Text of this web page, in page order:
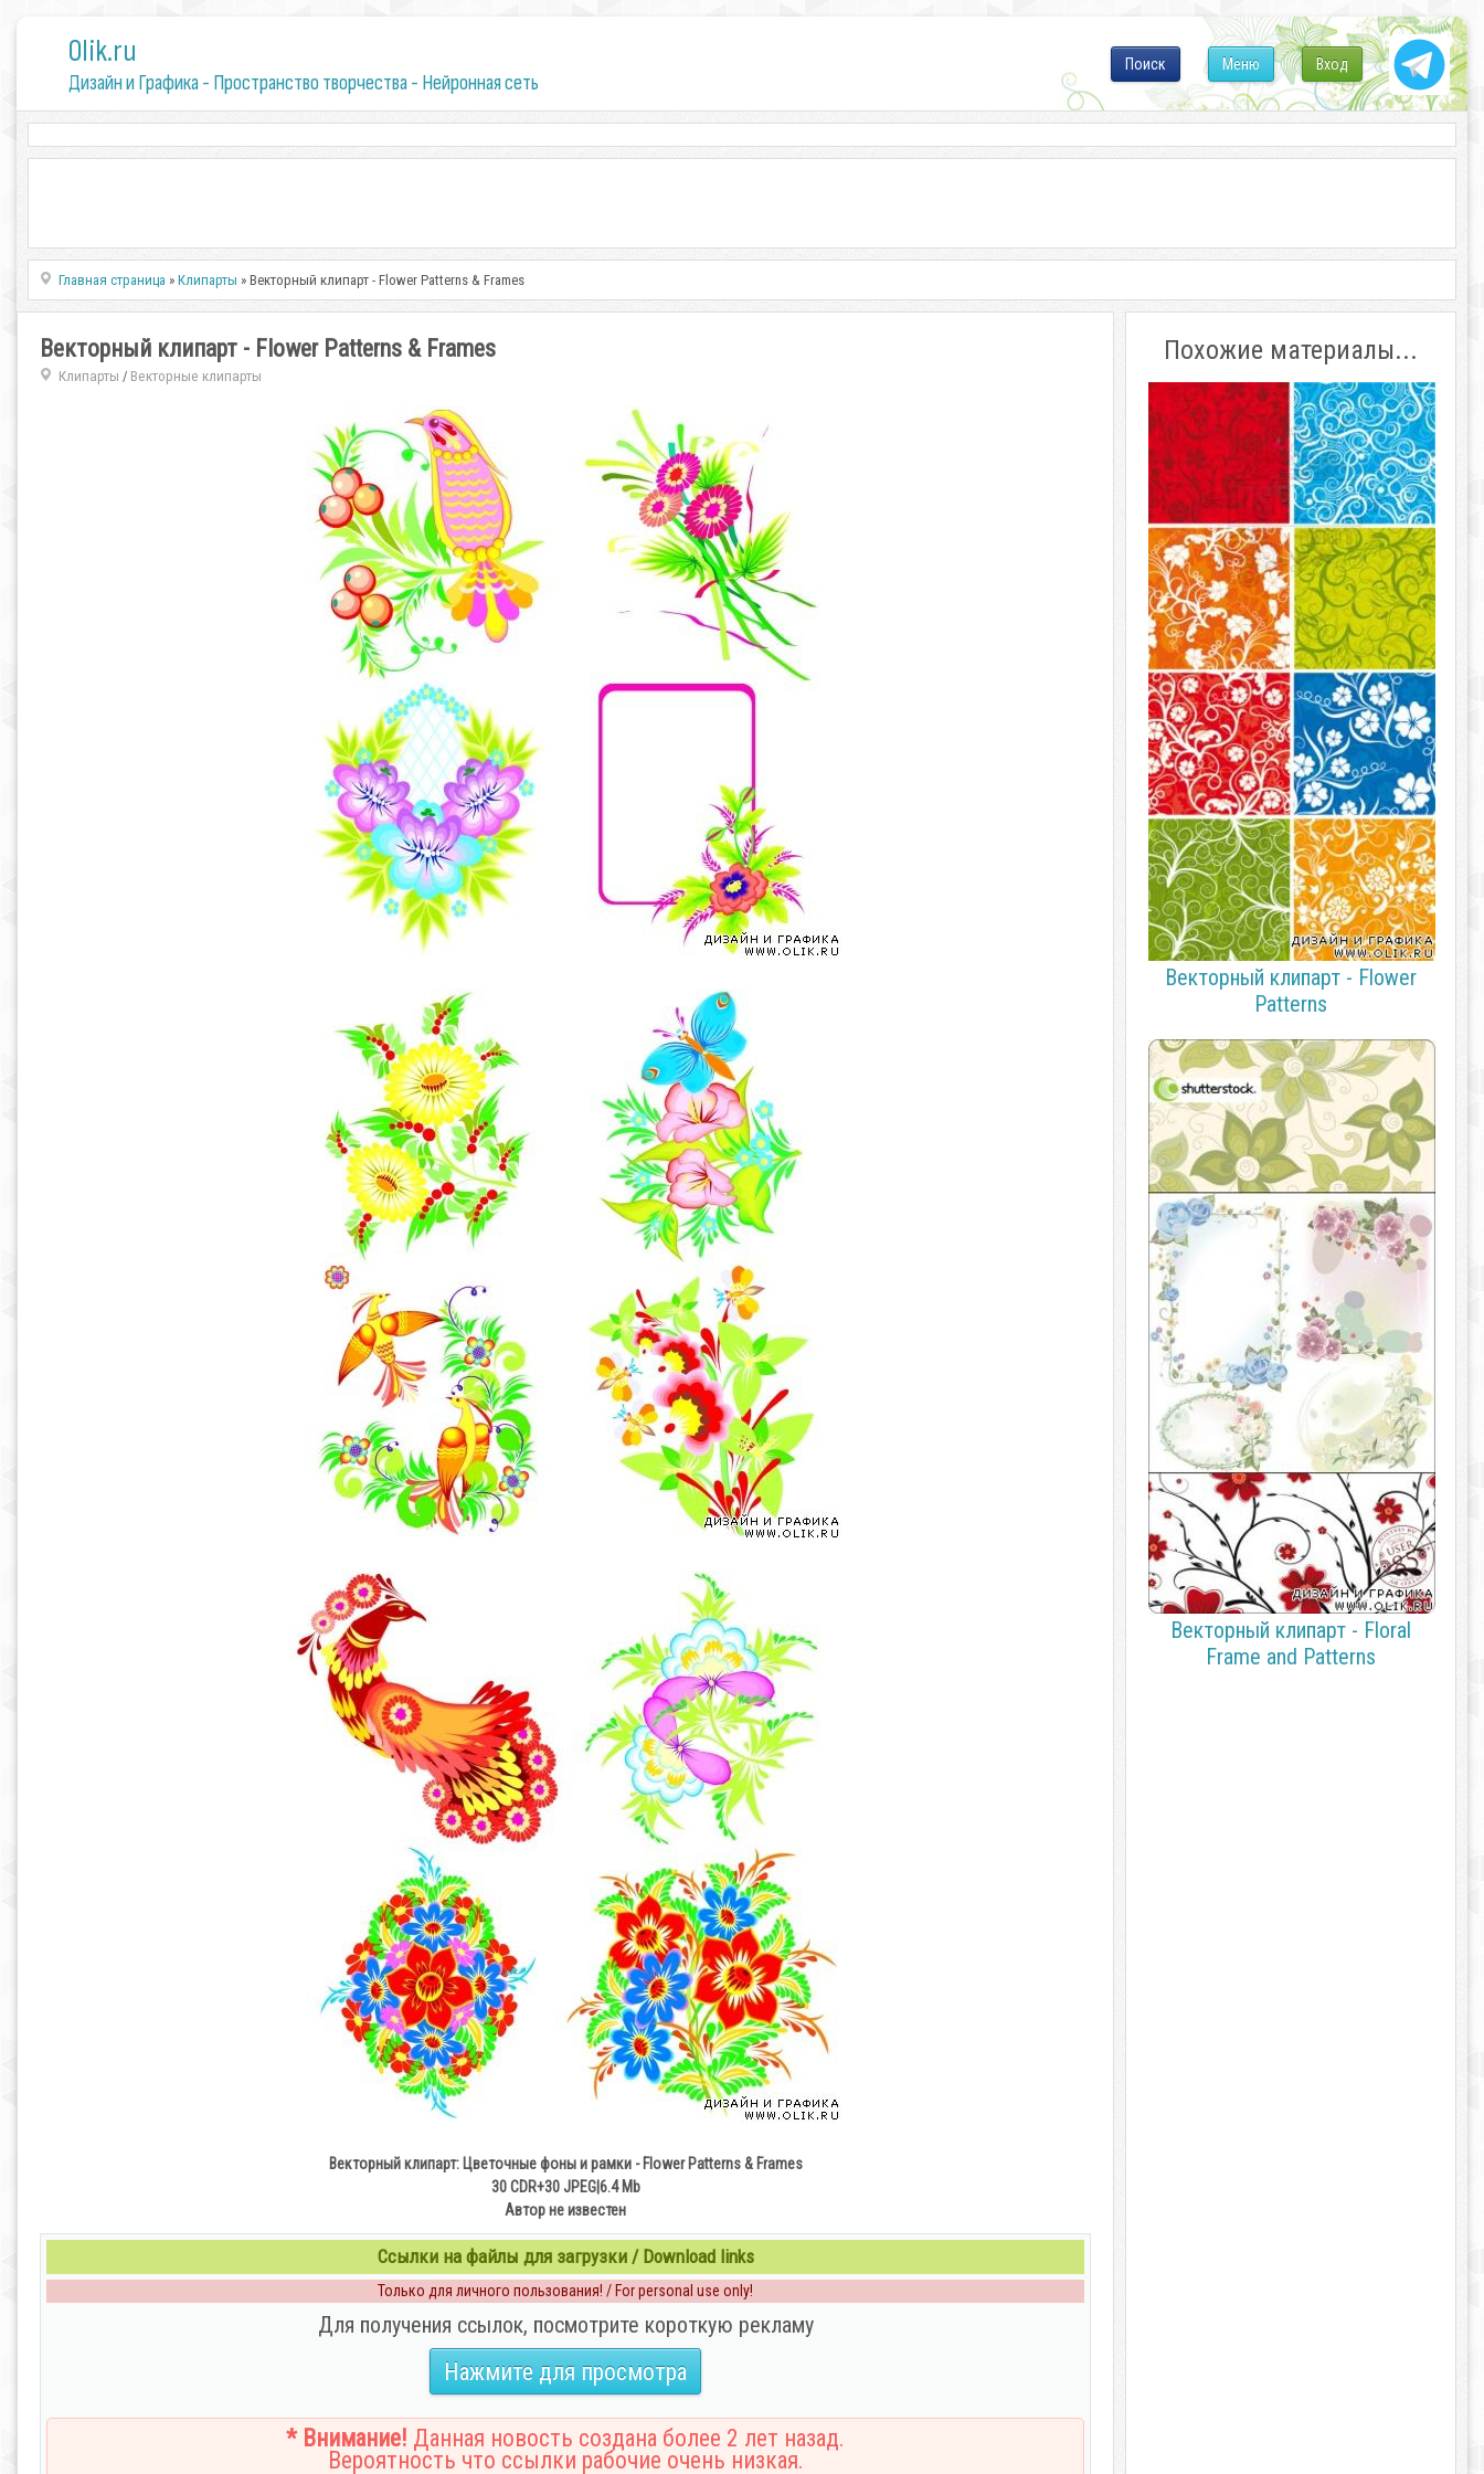
0lik.ru
Дизайн и Графика - Пространство творчества - Нейронная сеть
Вход
Меню
Поиск
Главная страница »Клипарты » Векторный клипарт - Flower Patterns & Frames
Векторный клипарт - Flower Patterns & Frames
Клипарты / Векторные клипарты
Векторный клипарт: Цветочные фоны и рамки- Flower Patterns & Frames
30 CDR+30 JPEG|6.4 Mb
Автор не известен
Ссылки на файлы для загрузки / Download links
Только для личного пользования! / For personal use only!
Для получения ссылок, посмотрите короткую рекламу
Нажмите для просмотра
* Внимание! Данная новость создана более 2 лет назад.
Вероятность что ссылки рабочие очень низкая.
Похожие материалы...
Векторный клипарт - Flower
Patterns
Векторный клипарт - Floral
Frame and Patterns